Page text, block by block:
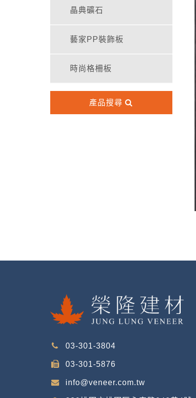
晶典礦石
藝家PP裝飾板
時尚格柵板
產品搜尋
03-301-3804
03-301-5876
info@veneer.com.tw